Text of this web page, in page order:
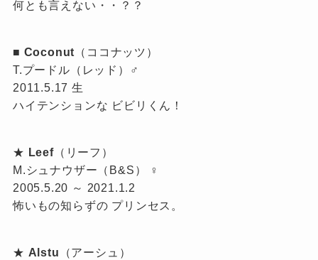
何とも言えない・・？？
■ Coconut （ココナッツ）
T.プードル（レッド）♂
2011.5.17 生
ハイテンションな ビビリくん！
★ Leef（リーフ）
M.シュナウザー（B&S） ♀
2005.5.20 ～ 2021.1.2
怖いもの知らずの プリンセス。
★ Alstu （アーシュ）